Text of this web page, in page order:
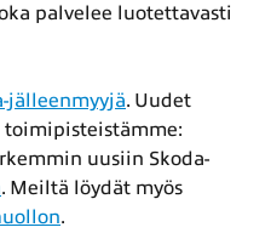
palvelee luotettavasti
jälleenmyyjä. Uudet
toimipisteistämme:
uusiin Skoda-
. Meiltä löydät myös
.